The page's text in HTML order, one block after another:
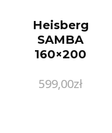
Heisberg
SAMBA
160×200
599,00zł